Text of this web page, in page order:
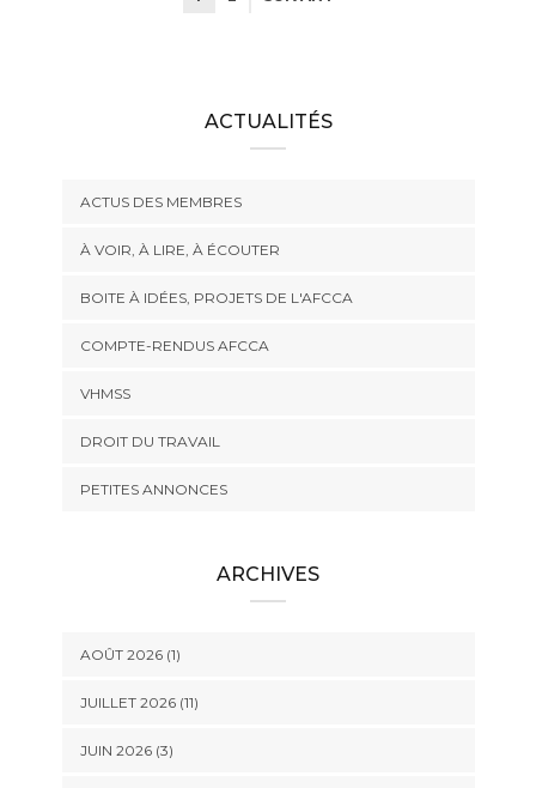
ACTUALITÉS
ACTUS DES MEMBRES
À VOIR, À LIRE, À ÉCOUTER
BOITE À IDÉES, PROJETS DE L'AFCCA
COMPTE-RENDUS AFCCA
VHMSS
DROIT DU TRAVAIL
PETITES ANNONCES
ARCHIVES
AOÛT 2026 (1)
JUILLET 2026 (11)
JUIN 2026 (3)